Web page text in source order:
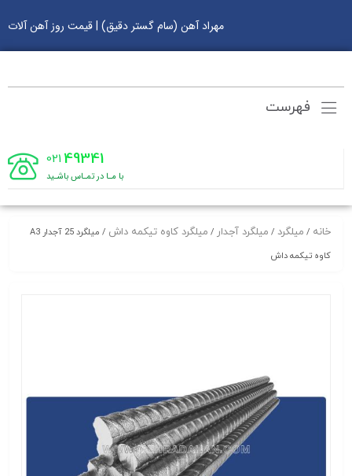
مهراد آهن (سام گستر دقیق) | قیمت روز آهن آلات
فهرست
49341
021
با مـا در تمـاس باشـید
خانه / میلگرد / میلگرد آجدار / میلگرد کاوه تیکمه داش
/ میلگرد 25 آجدار A3
کاوه تیکمه داش